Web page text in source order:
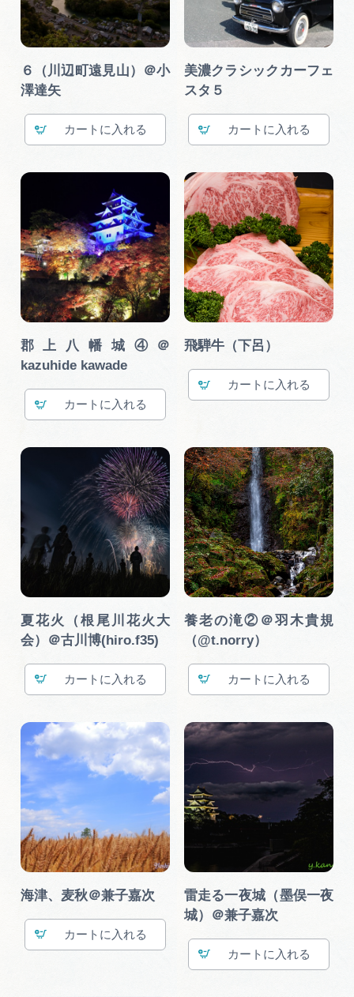
６（川辺町遠見山）＠小
澤達矢
カート
美濃クラシックカーフェ
スタ５
カート
郡上八幡城④＠
kazuhide kawade
カート
飛騨牛（下呂）
カート
夏花火（根尾川花火大
会）＠古川博(hiro.f35)
カート
養老の滝②＠羽木貴規
（@t.norry）
カート
海津、麦秋＠兼子嘉次
カート
雷走る一夜城（墨俣一夜
城）＠兼子嘉次
カート